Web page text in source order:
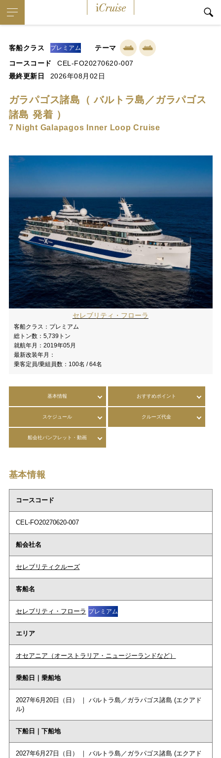
客船クラス プレミアム
テーマ
コースコード
CEL-FO20270620-007
最終更新日
2026年08月02日
ガラパゴス諸島（ バルトラ島／ガラパゴス
諸島 発着 ）
7 Night Galapagos Inner Loop Cruise
セレブリティ・フローラ
客船クラス： プレミアム
総トン数： 5,739トン
就航年月： 2019年05月
最新改装年月：
乗客定員/乗組員数： 100名 / 64名
基本情報 おすすめポイント
スケジュール クルーズ代金
船会社パンフレット・動画
基本情報
コースコード
CEL-FO20270620-007
船会社名
セレブリティクルーズ
客船名
セレブリティ・フローラ プレミアム
エリア
オセアニア（オーストラリア・ニュージーランドなど）
乗船日｜乗船地
2027年6月20日（日） ｜ バルトラ島／ガラパゴス諸島 (エクアド
ル)
下船日｜下船地
2027年6月27日（日） ｜ バルトラ島／ガラパゴス諸島 (エクアド